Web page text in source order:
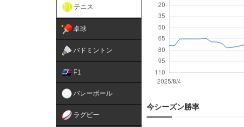
テニス
卓球
バドミントン
F1
バレーボール
ラグビー
今シーズン勝率